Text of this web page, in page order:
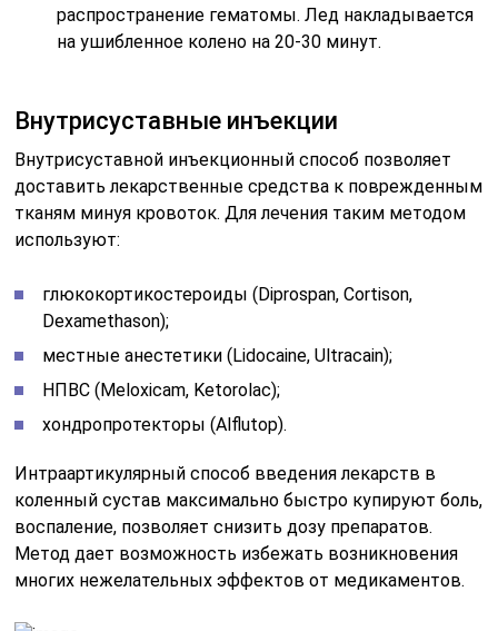
распространение гематомы. Лед накладывается
на ушибленное колено на 20-30 минут.
Внутрисуставные инъекции
Внутрисуставной инъекционный способ позволяет
доставить лекарственные средства к поврежденным
тканям минуя кровоток. Для лечения таким методом
используют:
глюкокортикостероиды (Diprospan, Cortison,
Dexamethason);
местные анестетики (Lidocaine, Ultracain);
НПВС (Meloxicam, Ketorolac);
хондропротекторы (Alflutop).
Интраартикулярный способ введения лекарств в
коленный сустав максимально быстро купируют боль,
воспаление, позволяет снизить дозу препаратов.
Метод дает возможность избежать возникновения
многих нежелательных эффектов от медикаментов.